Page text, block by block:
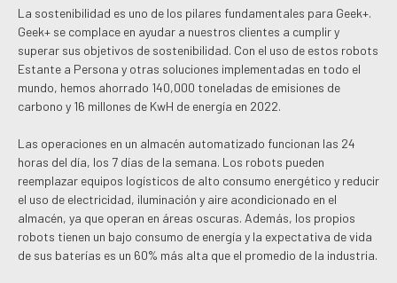
La sostenibilidad es uno de los pilares fundamentales para Geek+.
Geek+ se complace en ayudar a nuestros clientes a cumplir y
superar sus objetivos de sostenibilidad. Con el uso de estos robots
Estante a Persona y otras soluciones implementadas en todo el
mundo, hemos ahorrado 140,000 toneladas de emisiones de
carbono y 16 millones de KwH de energía en 2022.
Las operaciones en un almacén automatizado funcionan las 24
horas del día, los 7 días de la semana. Los robots pueden
reemplazar equipos logísticos de alto consumo energético y reducir
el uso de electricidad, iluminación y aire acondicionado en el
almacén, ya que operan en áreas oscuras. Además, los propios
robots tienen un bajo consumo de energía y la expectativa de vida
de sus baterías es un 60% más alta que el promedio de la industria.